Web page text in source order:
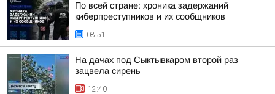
По всей стране: хроника задержаний
киберпреступников и их сообщников
08:51
На дачах под Сыктывкаром второй раз
зацвела сирень
12:40